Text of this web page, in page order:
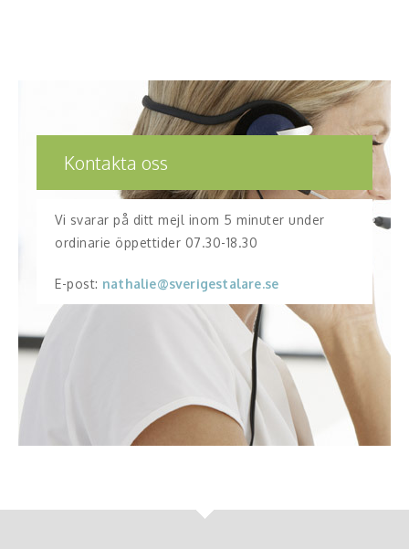
Kontakta oss
Vi svarar på ditt mejl inom 5 minuter under
ordinarie öppettider 07.30-18.30
E-post: nathalie@sverigestalare.se